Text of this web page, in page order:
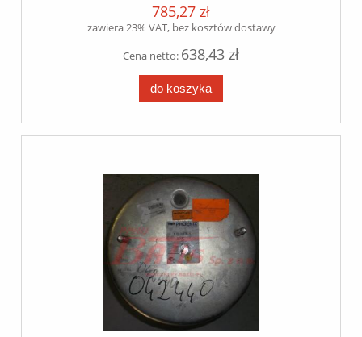
785,27 zł
zawiera 23% VAT, bez kosztów dostawy
Cena netto: 638,43 zł
do koszyka